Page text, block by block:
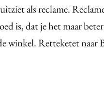
als reclame.
is, dat je het maar
winkel. Retteketet naar